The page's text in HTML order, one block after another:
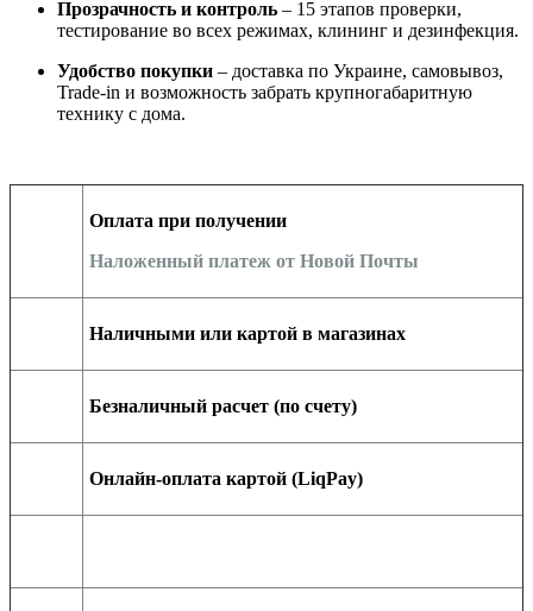
Прозрачность и контроль – 15 этапов проверки,
тестирование во всех режимах, клининг и дезинфекция.
Удобство покупки – доставка по Украине, самовывоз,
Trade-in и возможность забрать крупногабаритную
технику с дома.
Оплата при получении
Наложенный платеж от Новой Почты
Наличными или картой в магазинах
Безналичный расчет (по счету)
Онлайн-оплата картой (LiqPay)